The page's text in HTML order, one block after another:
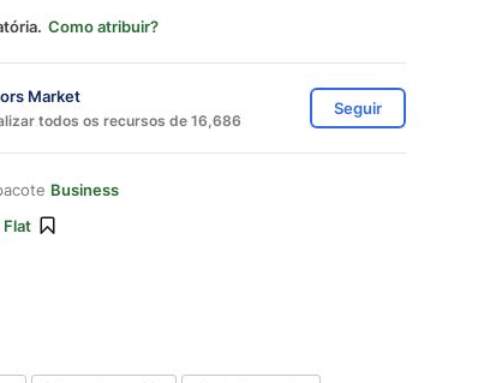
Como atribuir?
Market
todos os recursos de 16,686
Seguir
Business
Flat